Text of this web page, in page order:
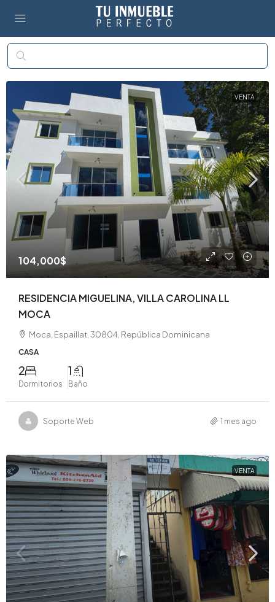
VENTA
104,000$
RESIDENCIA MIGUELINA, VILLA CAROLINA LL
MOCA
Moca, Espaillat, 30804, República Dominicana
CASA
2
Dormitorios
1
Baño
Soporte Web 1 mes ago
VENTA